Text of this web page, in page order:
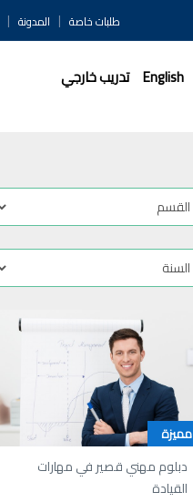
طلبات خاصة | المدونة |
English تدريب خارجي
مميزة
دبلوم مهني قصير في مهارات
القيادة